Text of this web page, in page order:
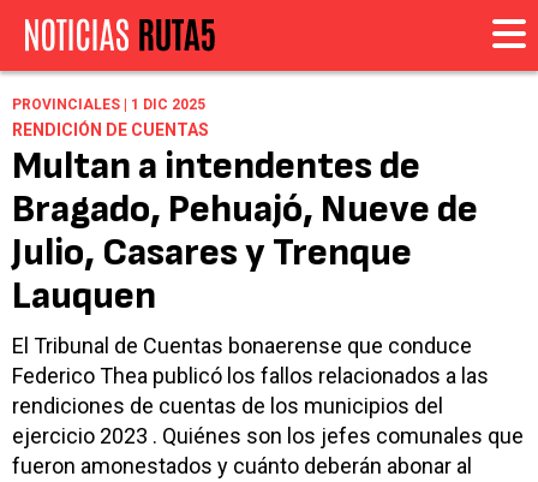
PROVINCIALES | 1 DIC 2025
RENDICIÓN DE CUENTAS
Multan a intendentes de
Bragado, Pehuajó, Nueve de
Julio, Casares y Trenque
Lauquen
El Tribunal de Cuentas bonaerense que conduce
Federico Thea publicó los fallos relacionados a las
rendiciones de cuentas de los municipios del
ejercicio 2023 . Quiénes son los jefes comunales que
fueron amonestados y cuánto deberán abonar al